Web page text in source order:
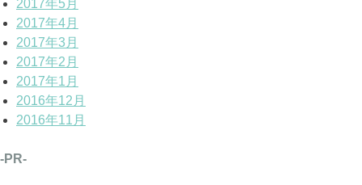
2017年5月
2017年4月
2017年3月
2017年2月
2017年1月
2016年12月
2016年11月
-PR-